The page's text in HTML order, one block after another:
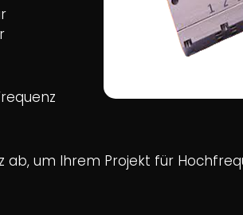
ab, um Ihrem Projekt für